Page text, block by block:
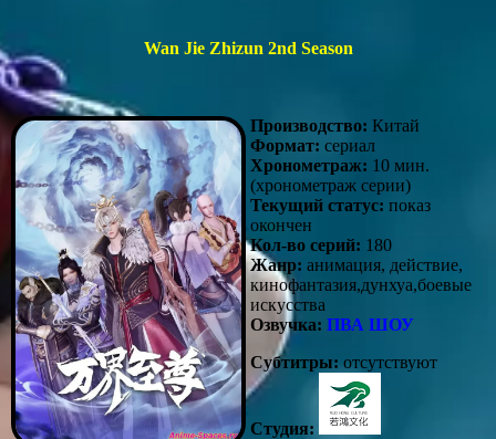
Wan Jie Zhizun 2nd Season
Производство: Китай
Формат: сериал
Хронометраж: 10 мин.
(хронометраж серии)
Текущий статус: показ
окончен
Кол-во серий: 180
Жанр: анимация, действие,
кинофантазия,дунхуа,боевые
искусства
Озвучка: ПВА ШОУ
Субтитры: отсутствуют
Студия: